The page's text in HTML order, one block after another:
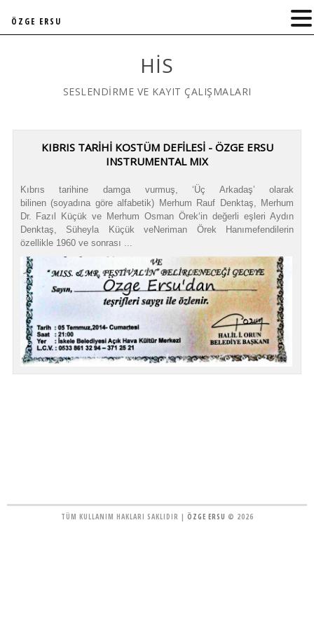
HIS
SESLENDİRME VE KAYIT ÇALIŞMALARI
KIBRIS TARİHİ KOSTÜM DEFİLESİ - ÖZGE ERSU
INSTRUMENTAL MIX
Kıbrıs tarihine damga vurmuş, ‘Üç Arkadaş’ olarak
bilinen (soyadına göre alfabetik) Merhum Rauf Denktaş, Merhum
Dr. Fazıl Küçük ve Merhum Osman Örek‘in değerli eşleri Aydın
Denktaş, Süheyla Küçük veNeriman Örek Hanımefendilerin
özellikle 1960 ve sonrası ...
TÜM KULLANIM HAKLARI SAKLIDIR | ÖZGE ERSU © 2026
ÖZGE ERSU